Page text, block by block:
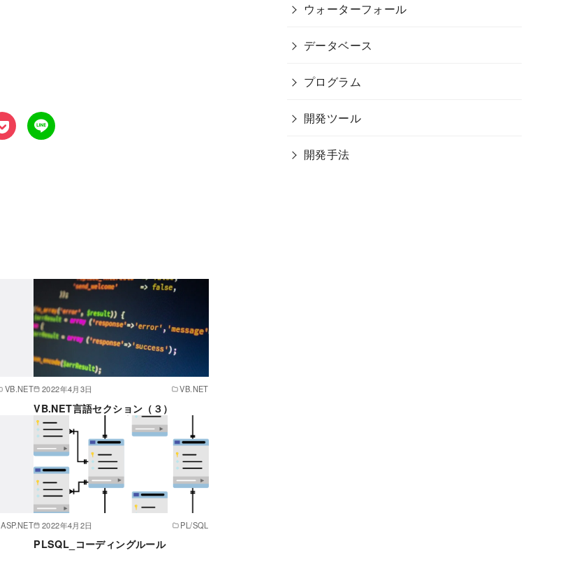
VB.NET 2022年4月3日 VB.NET
VB.NET言語セクション（３）
ASP.NET 2022年4月2日 PL/SQL
PLSQL_コーディングルール
ウォーターフォール
データベース
プログラム
開発ツール
開発手法